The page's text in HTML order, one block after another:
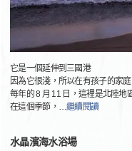
它是一個延伸到三國港
因為它很淺，所以在有孩子的家庭
每年的 8 月 11 日，這裡是北陸地
在這個季節， …繼續閱讀
水晶濱海水浴場